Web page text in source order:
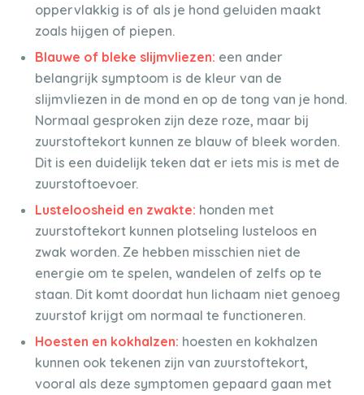
oppervlakkig is of als je hond geluiden maakt
zoals hijgen of piepen.
Blauwe of bleke slijmvliezen: een ander
belangrijk symptoom is de kleur van de
slijmvliezen in de mond en op de tong van je hond.
Normaal gesproken zijn deze roze, maar bij
zuurstoftekort kunnen ze blauw of bleek worden.
Dit is een duidelijk teken dat er iets mis is met de
zuurstoftoevoer.
Lusteloosheid en zwakte: honden met
zuurstoftekort kunnen plotseling lusteloos en
zwak worden. Ze hebben misschien niet de
energie om te spelen, wandelen of zelfs op te
staan. Dit komt doordat hun lichaam niet genoeg
zuurstof krijgt om normaal te functioneren.
Hoesten en kokhalzen: hoesten en kokhalzen
kunnen ook tekenen zijn van zuurstoftekort,
vooral als deze symptomen gepaard gaan met